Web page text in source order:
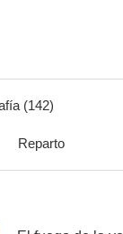
8.7
(142)
Reparto